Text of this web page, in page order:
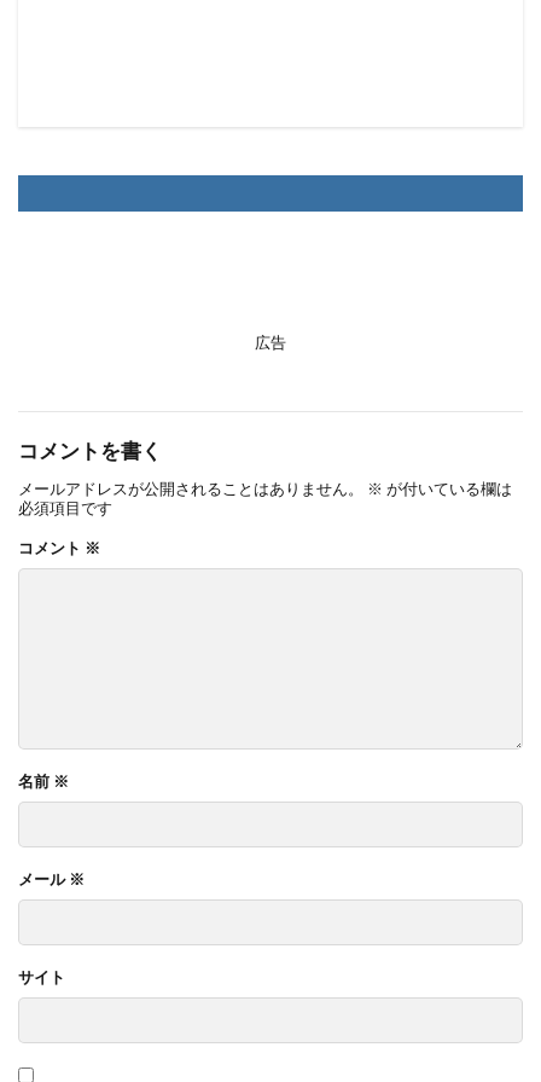
広告
コメントを書く
メールアドレスが公開されることはありません。 ※ が付いている欄は
必須項目です
コメント ※
名前 ※
メール ※
サイト